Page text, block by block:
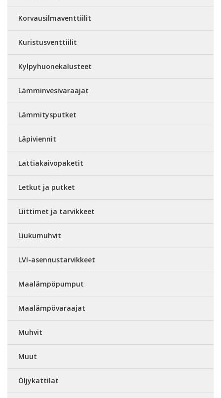
Korvausilmaventtiilit
Kuristusventtiilit
Kylpyhuonekalusteet
Lämminvesivaraajat
Lämmitysputket
Läpiviennit
Lattiakaivopaketit
Letkut ja putket
Liittimet ja tarvikkeet
Liukumuhvit
LVI-asennustarvikkeet
Maalämpöpumput
Maalämpövaraajat
Muhvit
Muut
Öljykattilat